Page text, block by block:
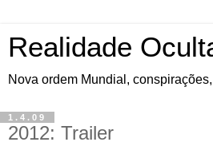
Realidade
Nova ordem Mundial,
1.4.09
2012: Trailer